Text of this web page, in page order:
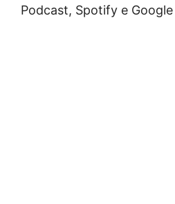
Podcast, Spotify e